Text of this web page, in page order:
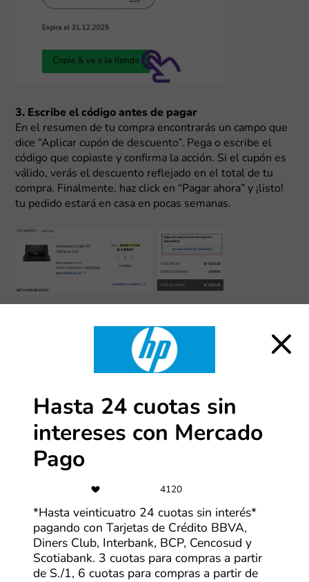
3. Escribe el código antes de pagar
En el resumen de tu compra encontrarás un campo que
dice “Aplicar cupón de descuento”. Pega o escribe el
código que copiaste y confirma la acción. Si el cupón es
válido, verás el descuento reflejado en el total de tu
compra. Finalmente, haz click en “Pagar ahora” y ¡listo!
tu pedido estará en casa en pocas semanas.
1. Encuentra la mejor oferta
Así como con los cupones, al hacer clic en HP,
cada uno y selecciona “Ver oferta” en la que te parezca
más atractiva.
2. Conoce los detalles y visita la tienda
Hasta 24 cuotas sin
intereses con Mercado
Pago
4120
*Hasta veinticuatro 24 cuotas sin interés*
pagando con Tarjetas de Crédito BBVA,
Diners Club, Interbank, BCP, Cencosud y
Scotiabank. 3 cuotas para compras a partir
de S./1, 6 cuotas para compras a partir de